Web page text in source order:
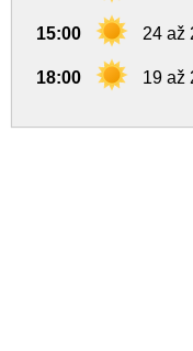
15:00 24 až
18:00 19 až